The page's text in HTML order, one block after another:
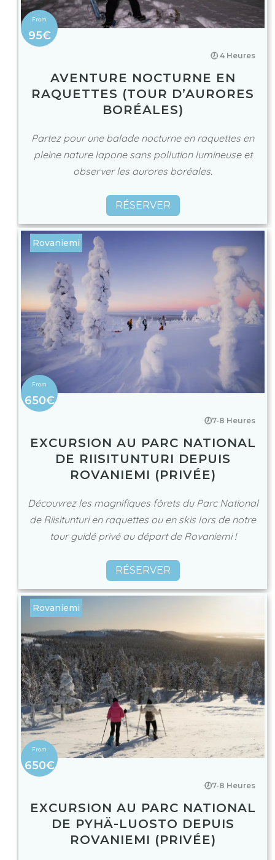
95€
🕖 4 Heures
AVENTURE NOCTURNE EN
RAQUETTES (TOUR D’AURORES
BORÉALES)
Partez pour une balade nocturne en raquettes en
pleine nature lapone sans pollution lumineuse et
observer les aurores boréales.
RÉSERVER
Rovaniemi
650€
🕖7-8 Heures
EXCURSION AU PARC NATIONAL
DE RIISITUNTURI DEPUIS
ROVANIEMI (PRIVÉE)
Découvrez les magnifiques fôrets du Parc National
de Riisitunturi en raquettes ou en skis lors de notre
tour guidé privé au départ de Rovaniemi !
RÉSERVER
Rovaniemi
650€
🕖7-8 Heures
EXCURSION AU PARC NATIONAL
DE PYHÄ-LUOSTO DEPUIS
ROVANIEMI (PRIVÉE)